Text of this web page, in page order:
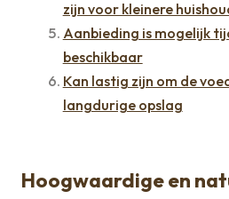
zijn voor kleinere
Aanbieding is mogelijk
beschikbaar
Kan lastig zijn om de
langdurige opslag
Hoogwaardige en